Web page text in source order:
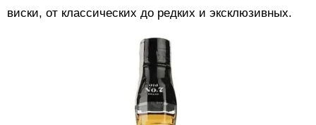
виски, от классических до редких и эксклюзивных.